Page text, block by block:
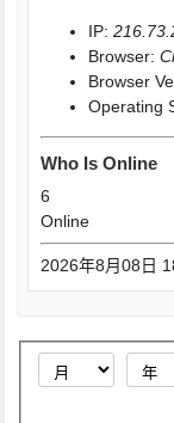
IP:
Browser:
Browser
Operating
Who Is Online
6
Online
2026年8月08日